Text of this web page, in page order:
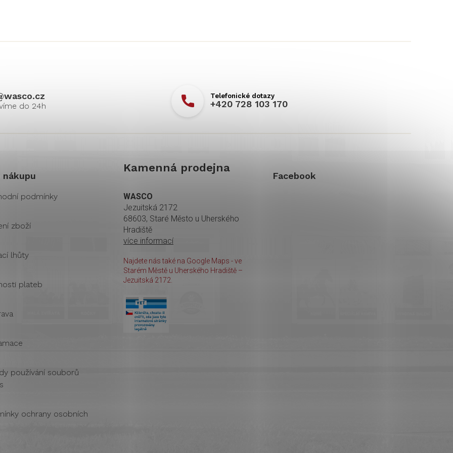
wasco.cz
+420 728 103 170
nákupu
podmínky
zboží
lhůty
plateb
používání souborů
ochrany osobních
Kamenná prodejna
WASCO
Jezuitská 2172
68603, Staré Město u Uherského
Hradiště
více informací
Najdete nás také na Google Maps - ve
Starém Městě u Uherského Hradiště –
Jezuitská 2172.
Facebook